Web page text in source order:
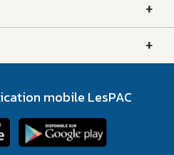
+
+
mobile LesPAC